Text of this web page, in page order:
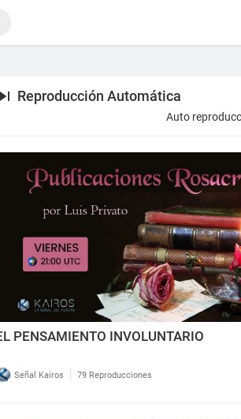
Reproducción Automática
Auto
PENSAMIENTO INVOLUNTARIO
Señal Kairos | 79 Reproducciones